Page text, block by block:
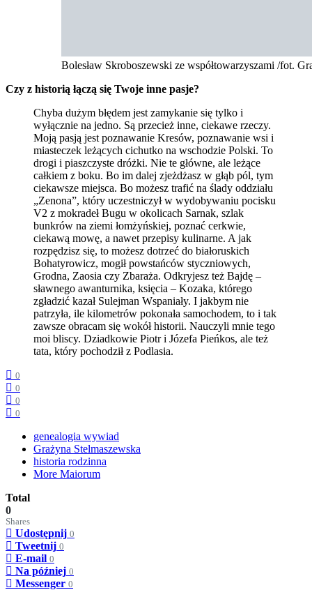
Bolesław Skroboszewski ze współtowarzyszami /fot.
Czy z historią łączą się Twoje inne pasje?
Chyba dużym błędem jest zamykanie się tylko i
wyłącznie na jedno. Są przecież inne, ciekawe rzeczy.
Moją pasją jest poznawanie Kresów, poznawanie wsi i
miasteczek leżących cichutko na wschodzie Polski. To
drogi i piaszczyste dróżki. Nie te główne, ale leżące
całkiem z boku. Bo im dalej zjeżdżasz w głąb pól, tym
ciekawsze miejsca. Bo możesz trafić na ślady oddziału
„Zenona”, który uczestniczył w wydobywaniu pocisku
V2 z mokradeł Bugu w okolicach Sarnak, szlak
bunkrów na ziemi łomżyńskiej, poznać cerkwie,
ciekawą mowę, a nawet przepisy kulinarne. A jak
rozpędzisz się, to możesz dotrzeć do białoruskich
Bohatyrowicz, mogił powstańców styczniowych,
Grodna, Zaosia czy Zbaraża. Odkryjesz też Bajdę –
sławnego awanturnika, księcia – Kozaka, którego
zgładzić kazał Sulejman Wspaniały. I jakbym nie
patrzyła, ile kilometrów pokonała samochodem, to i tak
zawsze obracam się wokół historii. Nauczyli mnie tego
moi bliscy. Dziadkowie Piotr i Józefa Pieńkos, ale też
tata, który pochodził z Podlasia.
0
0
0
0
genealogia wywiad
Grażyna Stelmaszewska
historia rodzinna
More Maiorum
Total
0
Shares
Udostępnij 0
Tweetnij 0
E-mail 0
Na później 0
Messenger 0